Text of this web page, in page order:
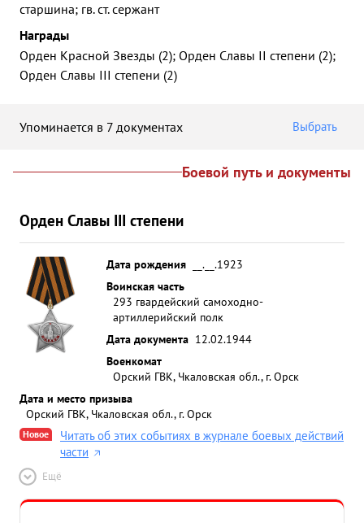
старшина; гв. ст. сержант
Награды
Орден Красной Звезды (2); Орден Славы II степени (2);
Орден Славы III степени (2)
Упоминается в 7 документах Выбрать
Боевой путь и документы
Орден Славы III степени
Дата рождения
__.__.1923
Воинская часть
293 гвардейский самоходно-
артиллерийский полк
Дата документа 12.02.1944
Военкомат
Орский ГВК, Чкаловская обл., г. Орск
Дата и место призыва
Орский ГВК, Чкаловская обл., г. Орск
Новое
Читать об этих событиях в журнале боевых действий
части
Ещё